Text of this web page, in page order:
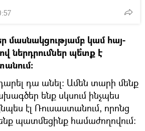
մասնակցությամբ կամ հայ-
ներդրումներ պե՞տք է
դա անել։ Ամեն տարի մենք
ենք սկսում ինչպես
էլ Ռուսաստանում, որոնց
պատմեցինք համաժողովում։